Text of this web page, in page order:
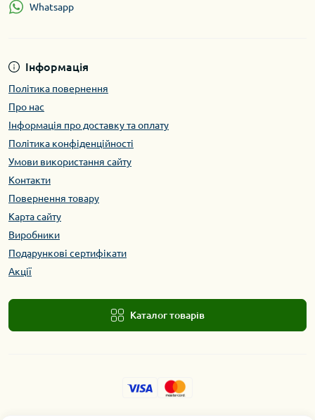
Інформація
Політика повернення
Про нас
Інформація про доставку та оплату
Політика конфіденційності
Умови використання сайту
Контакти
Повернення товару
Карта сайту
Виробники
Подарункові сертифікати
Акції
Каталог товарів
Whatsapp